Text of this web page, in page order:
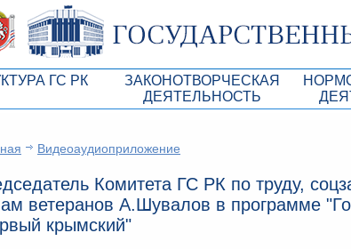
ГС РК
ГС РК
корпус
ГС РК
ЗАКОНОТВОРЧЕСКАЯ
ДЕЯТЕЛЬНОСТЬ
Бюджет Республики Крым
Законы
Антикоррупционная экспертиза
Aкты
Видеоаудиоприложение
Комитета ГС РК по труду,
ветеранов А.Шувалов в программе
крымский"